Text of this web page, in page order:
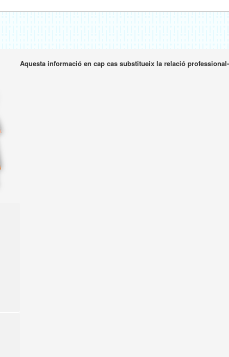
Aquesta informació en cap cas substitueix la relació